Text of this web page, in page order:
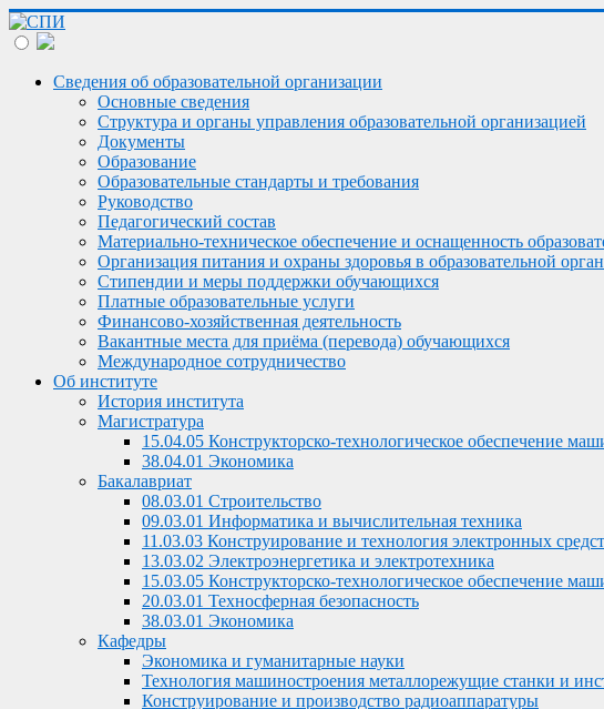
Сведения об образовательной организации
Основные сведения
Структура и органы управления образовательной организацией
Документы
Образование
Образовательные стандарты и требования
Руководство
Педагогический состав
Материально-техническое обеспечение и оснащенность
Организация питания и охраны здоровья в образовательной
Стипендии и меры поддержки обучающихся
Платные образовательные услуги
Финансово-хозяйственная деятельность
Вакантные места для приёма (перевода) обучающихся
Международное сотрудничество
Об институте
История института
Магистратура
15.04.05 Конструкторско-технологическое обеспечение
38.04.01 Экономика
Бакалавриат
08.03.01 Строительство
09.03.01 Информатика и вычислительная техника
11.03.03 Конструирование и технология электронных
13.03.02 Электроэнергетика и электротехника
15.03.05 Конструкторско-технологическое обеспечение
20.03.01 Техносферная безопасность
38.03.01 Экономика
Кафедры
Экономика и гуманитарные науки
Технология машиностроения металлорежущие станки и
Конструирование и производство радиоаппаратуры